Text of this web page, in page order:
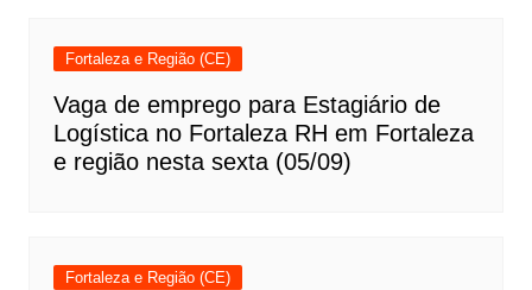
Fortaleza e Região (CE)
Vaga de emprego para Estagiário de
Logística no Fortaleza RH em Fortaleza
e região nesta sexta (05/09)
Fortaleza e Região (CE)